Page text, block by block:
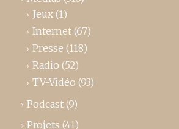
Jeux (1)
Internet (67)
Presse (118)
Radio (52)
TV-Vidéo (93)
Podcast (9)
Projets (41)